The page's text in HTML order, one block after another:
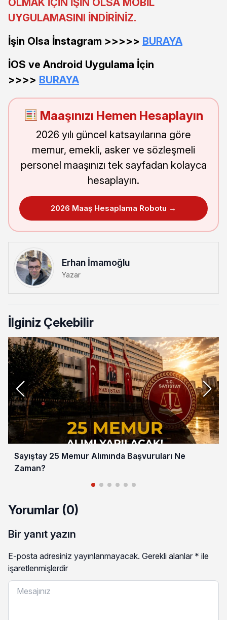
OLMAK İÇİN İŞİN OLSA MOBİL
UYGULAMASINI İNDİRİNİZ.
İşin Olsa İnstagram >>>>> BURAYA
İOS ve Android Uygulama İçin
>>>> BURAYA
Maaşınızı Hemen Hesaplayın
2026 yılı güncel katsayılarına göre
memur, emekli, asker ve sözleşmeli
personel maaşınızı tek sayfadan kolayca
hesaplayın.
2026 Maaş Hesaplama Robotu →
Erhan İmamoğlu
Yazar
İlginiz Çekebilir
Sayıştay 25 Memur Alımında Başvuruları Ne
Zaman?
Yorumlar (0)
Bir yanıt yazın
E-posta adresiniz yayınlanmayacak. Gerekli alanlar * ile
işaretlenmişlerdir